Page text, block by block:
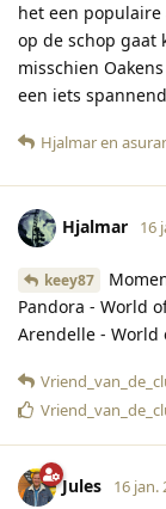
het een
op de schop gaat
misschien
een iets
Hjalmaren
Hjalmar 16
keey87
Pandora - World
Arendelle - World
Jules 16 jan.